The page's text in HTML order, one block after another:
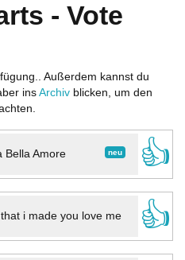
- Vote
Außerdem kannst du
ins Archiv blicken, um den
neu
Bella Amore
👍
i made you love me
👍